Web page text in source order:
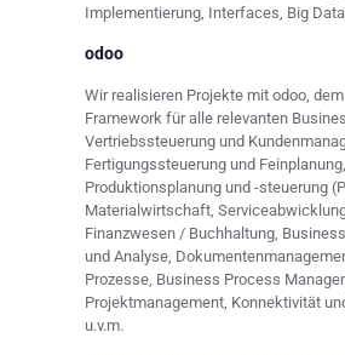
Implementierung, Interfaces, Big
odoo
Wir realisieren Projekte mit odoo,
Framework für alle relevanten
Vertriebssteuerung und
Fertigungssteuerung und
Produktionsplanung und -steuerung
Materialwirtschaft,
Finanzwesen / Buchhaltung,
und Analyse,
Prozesse, Business Process
Projektmanagement, Konnektivität
u.v.m.